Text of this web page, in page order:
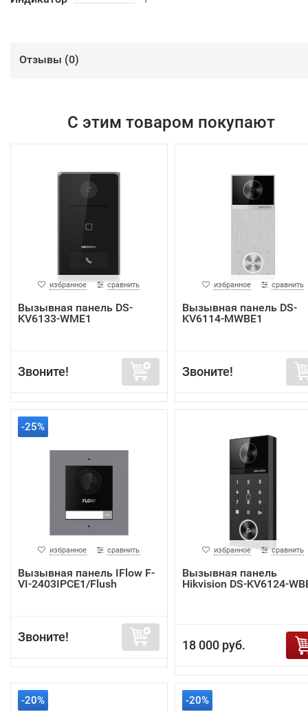
Отзывы (0)
С этим товаром покупают
избранное сравнить
Вызывная панель DS-
KV6133-WME1
Звоните!
избранное сравнить
Вызывная панель DS-
KV6114-MWBE1
Звоните!
-25%
избранное сравнить
Вызывная панель IFlow F-
VI-2403IPCE1/Flush
Звоните!
избранное сравнить
Вызывная панель
Hikvision DS-KV6124-
18 000 руб.
-20% -20%